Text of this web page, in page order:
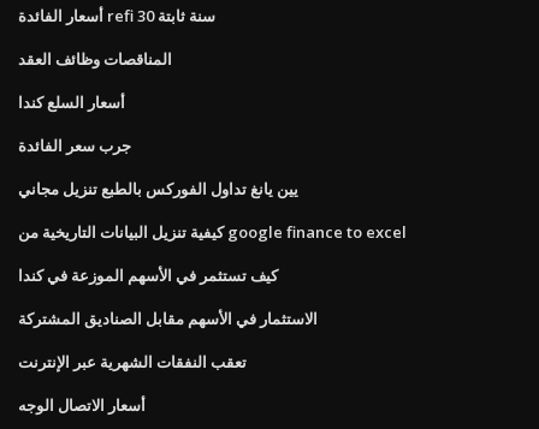
أسعار الفائدة refi 30 سنة ثابتة
المناقصات وظائف العقد
أسعار السلع كندا
جرب سعر الفائدة
يين يانغ تداول الفوركس بالطبع تنزيل مجاني
كيفية تنزيل البيانات التاريخية من google finance to excel
كيف تستثمر في الأسهم الموزعة في كندا
الاستثمار في الأسهم مقابل الصناديق المشتركة
تعقب النفقات الشهرية عبر الإنترنت
أسعار الاتصال الوجه